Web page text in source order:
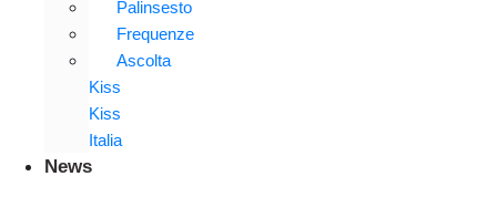
Palinsesto
Frequenze
Ascolta
Kiss
Kiss
Italia
News